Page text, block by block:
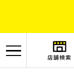
店舗検索